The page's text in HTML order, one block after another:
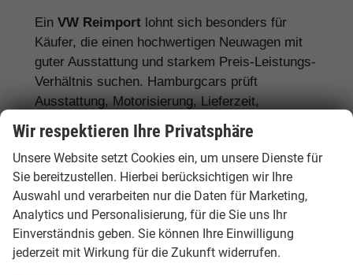
Ein VW Reimport lohnt sich besonders für
Käufer, die einen hochwertigen Neuwagen mit
guter Ausstattung und starkem Preis-Leistungs-
Verhältnis suchen. Hamburgcars prüft
Ausstattung, Motorisierung, Lieferzeit,
Garantiebedingungen und Fahrzeugdetails
transparent vor dem Kauf.
Für Stadtfahrer:VW Polo, VW Golf, VW
ID.3
Für Familien: VW Tiguan, VW Passat
Variant, VW Touran, VW Caddy
Wir respektieren Ihre Privatsphäre
Unsere Website setzt Cookies ein, um unsere Dienste für
Sie bereitzustellen. Hierbei berücksichtigen wir Ihre
Auswahl und verarbeiten nur die Daten für Marketing,
Analytics und Personalisierung, für die Sie uns Ihr
Einverständnis geben. Sie können Ihre Einwilligung
jederzeit mit Wirkung für die Zukunft widerrufen.